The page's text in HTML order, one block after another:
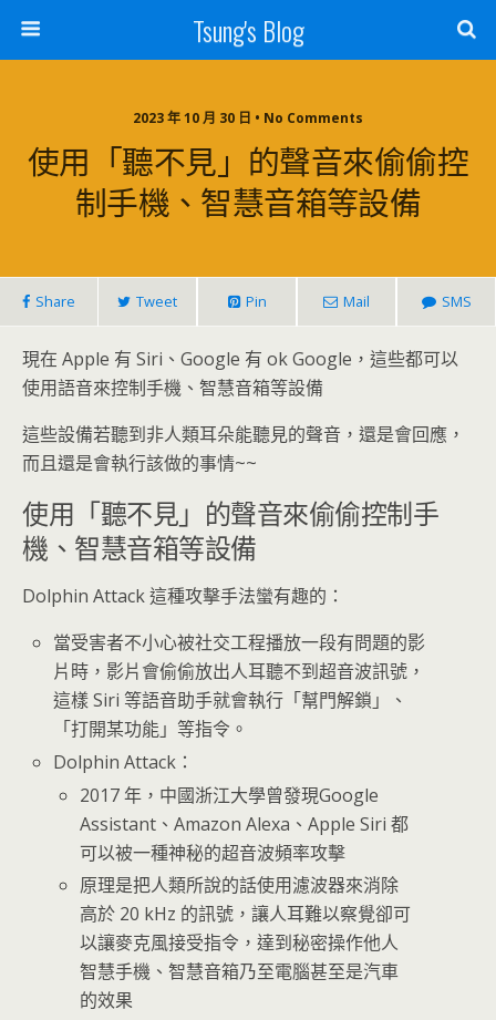
Tsung's Blog
2023 年 10 月 30 日 • No Comments
使用「聽不見」的聲音來偷偷控
制手機、智慧音箱等設備
Share Tweet Pin Mail SMS
現在 Apple 有 Siri、Google 有 ok Google，這些都可以
使用語音來控制手機、智慧音箱等設備
這些設備若聽到非人類耳朵能聽見的聲音，還是會回應，
而且還是會執行該做的事情~~
使用「聽不見」的聲音來偷偷控制手
機、智慧音箱等設備
Dolphin Attack 這種攻擊手法蠻有趣的：
當受害者不小心被社交工程播放一段有問題的影
片時，影片會偷偷放出人耳聽不到超音波訊號，
這樣 Siri 等語音助手就會執行「幫門解鎖」、
「打開某功能」等指令。
Dolphin Attack：
2017 年，中國浙江大學曾發現Google
Assistant、Amazon Alexa、Apple Siri 都
可以被一種神秘的超音波頻率攻擊
原理是把人類所說的話使用濾波器來消除
高於 20 kHz 的訊號，讓人耳難以察覺卻可
以讓麥克風接受指令，達到秘密操作他人
智慧手機、智慧音箱乃至電腦甚至是汽車
的效果